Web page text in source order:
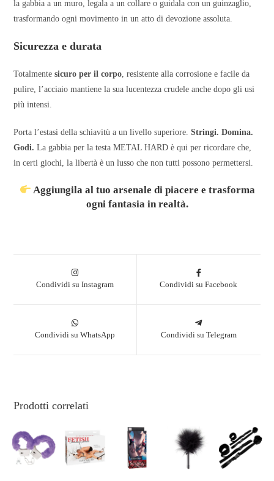
la gabbia a un muro, legala a un collare o guidala con un guinzaglio,
trasformando ogni movimento in un atto di devozione assoluta.
Sicurezza e durata
Totalmentesicuro per il corpo , resistente alla corrosione e facile da
pulire, l’acciaio mantiene la sua lucentezza crudele anche dopo gli usi
più intensi.
Porta l’estasi della schiavitù a un livello superiore.Stringi. Domina.
Godi. La gabbia per la testa METAL HARD è qui per ricordare che,
in certi giochi, la libertà è un lusso che non tutti possono permettersi.
Aggiungila al tuo arsenale di piacere e trasforma
ogni fantasia in realtà.
Condividi su Instagram Condividi su Facebook
Condividi su WhatsApp Condividi su Telegram
Prodotti correlati